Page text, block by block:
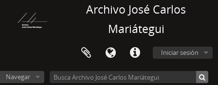
Archivo José Carlos
Mariátegui
Iniciar sesión
Navegar